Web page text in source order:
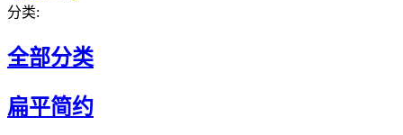
分类:
全部分类
扁平简约